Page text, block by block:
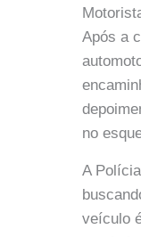
Após a
no
A
veículo